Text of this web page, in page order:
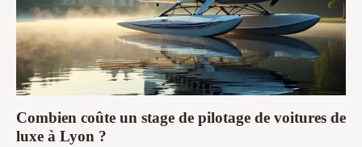
Combien coûte un stage de pilotage de voitures de
luxe à Lyon ?